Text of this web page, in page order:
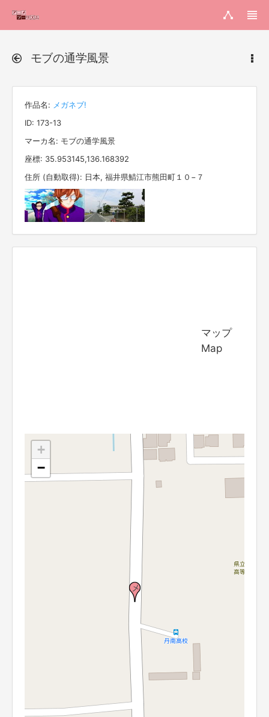
モブの通学風景
作品名: メガネブ!
ID: 173-13
マーカ名: モブの通学風景
座標: 35.953145,136.168392
住所 (自動取得): 日本, 福井県鯖江市熊田町１０−７
マップ
Map
+
−